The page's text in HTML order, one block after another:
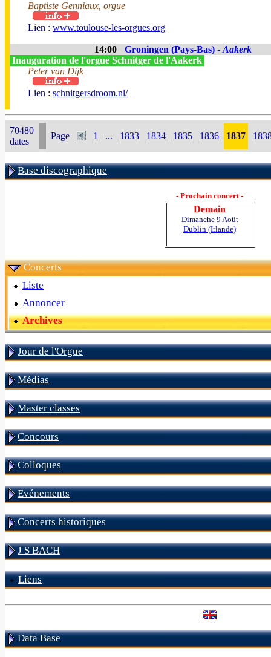
Baptiste Genniaux, orgue
Lien : www.toulouse-les-orgues.org
14:00 Groningen (Pays-Bas) - Aakerk
Inauguration de l'orgue Schnitger de l'Aakerk
Peter van Dijk
Lien : schnitgersdroom.nl/
70480
dates
Page 1 ... 1833 1834 1835 1836 1837
Base discographique
- Prochain concert -
Demain
Dimanche 9 Août
Dublin (Irlande)
Concerts
Liste
Annoncer
Archives
Jour de l'Orgue
Médias
Master classes
Concours
Colloques
Evénements
Concerts historiques
J S BACH
Liens
Data Base